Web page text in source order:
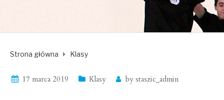
Strona główna Klasy
17 marca 2019 Klasy by staszic_admin